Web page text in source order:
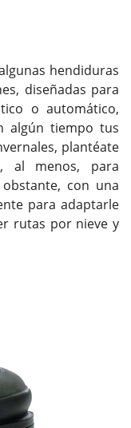
hendiduras
diseñadas para
o automático,
algún tiempo tus
plantéate
al menos, para
con una
para adaptarle
rutas por nieve y